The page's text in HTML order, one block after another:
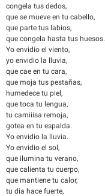
congela tus dedos,
que se mueve en tu cabello,
que parte tus labios,
que congela hasta tus huesos.
Yo envidio el viento,
yo envidio la lluvia,
que cae en tu cara,
que moja tus pestañas,
humedece tu piel,
que toca tu lengua,
tu camiiisa remoja,
gotea en tu espalda.
Yo envidio la lluvia.
Yo envidio el sol,
que ilumina tu verano,
que calienta tu cuerpo,
que mantiene tu calor,
tu dia hace fuerte,